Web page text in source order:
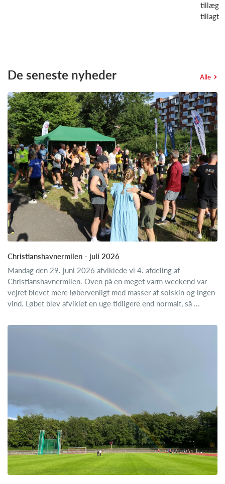
tillæg
tillagt
De seneste nyheder Alle
Christianshavnermilen - juli 2026
Mandag den 29. juni 2026 afviklede vi 4. afdeling af
Christianshavnermilen. Oven på en meget varm weekend var
vejret blevet mere løbervenligt med masser af solskin og ingen
vind. Løbet blev afviklet en uge tidligere end normalt, så ...